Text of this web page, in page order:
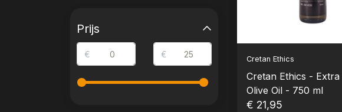
Cretan Ethics
Cretan Ethics - Extra
Olive Oil - 750 ml
€ 21,95
Prijs
€ €